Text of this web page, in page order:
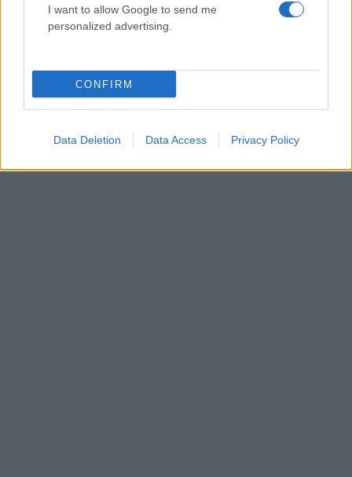
I want to allow Google to send me
personalized advertising.
CONFIRM
Data Deletion Data Access Privacy Policy
έφτασε στο γκολ.